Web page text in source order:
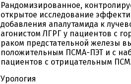
Рандомизированное,
открытое исследование
добавления апалутамида к
агонистом ЛГРГ у пациентов с
раком предстательной железы
положительным ПСМА-ПЭТ и с
пациентов с отрицательным
Урология